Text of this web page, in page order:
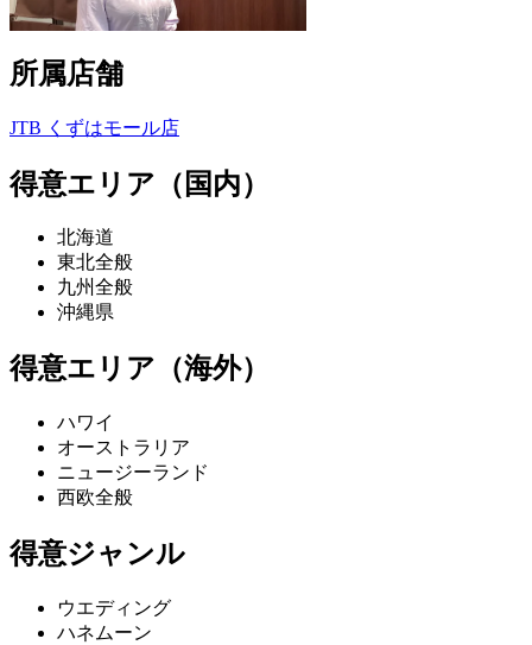
所属店舗
JTB くずはモール店
得意エリア（国内）
北海道
東北全般
九州全般
沖縄県
得意エリア（海外）
ハワイ
オーストラリア
ニュージーランド
西欧全般
得意ジャンル
ウエディング
ハネムーン